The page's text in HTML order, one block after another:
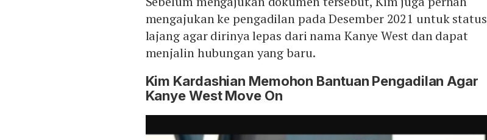
mengajukan ke pengadilan pada Desember 2021 untuk status
lajang agar dirinya lepas dari nama Kanye West dan dapat
menjalin hubungan yang baru.
Kim Kardashian Memohon Bantuan Pengadilan Agar
Kanye West Move On